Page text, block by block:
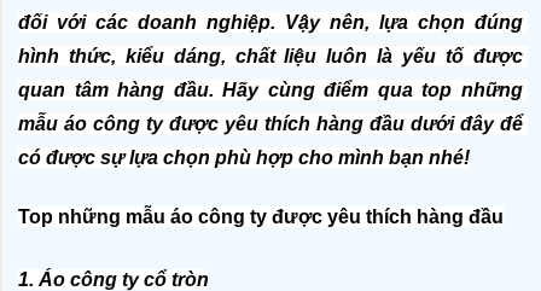
đối với các doanh nghiệp. Vậy nên, lựa chọn đúng
hình thức, kiểu dáng, chất liệu luôn là yếu tố được
quan tâm hàng đầu. Hãy cùng điểm qua top những
mẫu áo công ty được yêu thích hàng đầu dưới đây để
có được sự lựa chọn phù hợp cho mình bạn nhé!
Top những mẫu áo công ty được yêu thích hàng đầu
1. Áo công ty cổ tròn